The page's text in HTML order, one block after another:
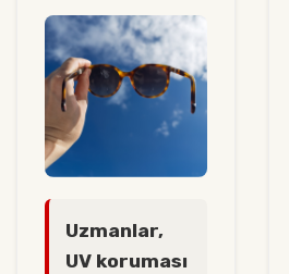
Uzmanlar,
UV koruması